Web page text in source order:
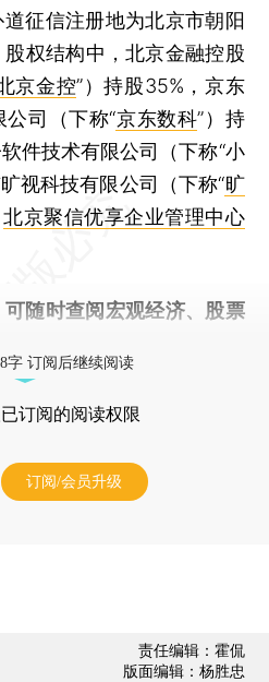
征信注册地为北京市朝阳
权结构中，北京金融控股
京金控”）持股35%，京东
司（下称“京东数科”）持
件技术有限公司（下称“小
视科技有限公司（下称“旷
北京聚信优享企业管理中心
可随时查阅宏观经济、股票
字 订阅后继续阅读
订阅的阅读权限
订阅/会员升级
责任编辑：霍侃
版面编辑：杨胜忠